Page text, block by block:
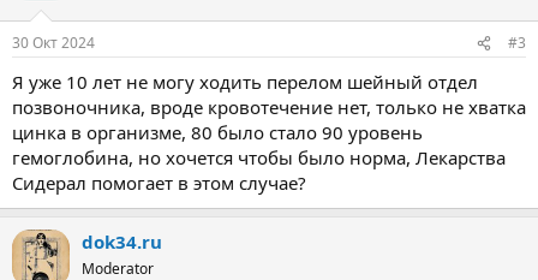
30 Окт 2024 #3
Я уже 10 лет не могу ходить перелом шейный отдел
позвоночника, вроде кровотечение нет, только не хватка
цинка в организме, 80 было стало 90 уровень
гемоглобина, но хочется чтобы было норма, Лекарства
Сидерал помогает в этом случае?
dok34.ru
Moderator